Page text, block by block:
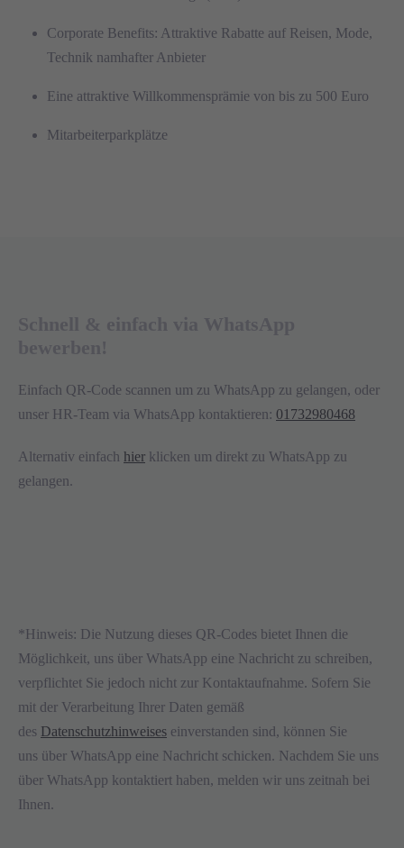
Corporate Benefits: Attraktive Rabatte auf Reisen, Mode,
Technik namhafter Anbieter
Eine attraktive Willkommensprämie von bis zu 500 Euro
Mitarbeiterparkplätze
Einfach QR-Code scannen um zu WhatsApp zu gelangen, oder
unser HR-Team via WhatsApp kontaktieren: 01732980468
Alternativ einfach hier klicken um direkt zu WhatsApp zu
gelangen.
*Hinweis: Die Nutzung dieses QR-Codes bietet Ihnen die
Möglichkeit, uns über WhatsApp eine Nachricht zu schreiben,
verpflichtet Sie jedoch nicht zur Kontaktaufnahme. Sofern Sie
mit der Verarbeitung Ihrer Daten gemäß
des Datenschutzhinweises einverstanden sind, können Sie
uns über WhatsApp eine Nachricht schicken. Nachdem Sie uns
über WhatsApp kontaktiert haben, melden wir uns zeitnah bei
Ihnen.